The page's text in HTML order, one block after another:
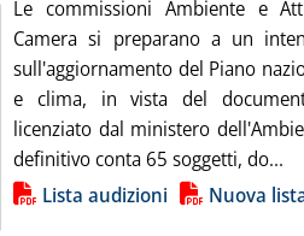
Le commissioni Ambiente e
Camera si preparano a un
sull'aggiornamento del Piano
e clima, in vista del
licenziato dal ministero
definitivo conta 65 soggetti, do...
notizia
Lista audizioni Nuova